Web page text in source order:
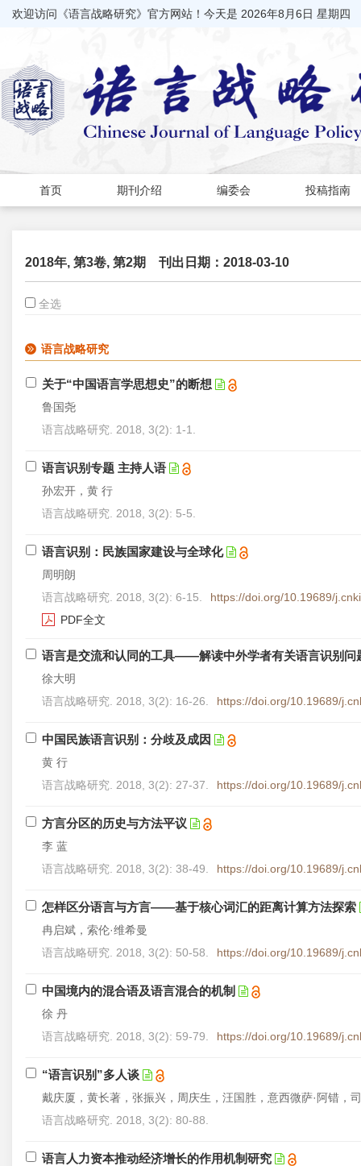
欢迎访问《语言战略研究》官方网站！今天是 2026年8月6日 星期四
首页 期刊介绍 编委会 投稿指南
2018年, 第3卷, 第2期 刊出日期：2018-03-10
全选
语言战略研究
关于“中国语言学思想史”的断想
鲁国尧
语言战略研究. 2018, 3(2): 1-1.
语言识别专题 主持人语
孙宏开，黄 行
语言战略研究. 2018, 3(2): 5-5.
语言识别：民族国家建设与全球化
周明朗
语言战略研究. 2018, 3(2): 6-15.
https://doi.org/10.19689/
PDF全文
语言是交流和认同的工具——解读中外学者有关语言识别问
徐大明
语言战略研究. 2018, 3(2): 16-26.
https://doi.org/10.19689/
中国民族语言识别：分歧及成因
黄 行
语言战略研究. 2018, 3(2): 27-37.
https://doi.org/10.19689/
方言分区的历史与方法平议
李 蓝
语言战略研究. 2018, 3(2): 38-49.
https://doi.org/10.19689/
怎样区分语言与方言——基于核心词汇的距离计算方法探索
冉启斌，索伦·维希曼
语言战略研究. 2018, 3(2): 50-58.
https://doi.org/10.19689/
中国境内的混合语及语言混合的机制
徐 丹
语言战略研究. 2018, 3(2): 59-79.
https://doi.org/10.19689/
“语言识别”多人谈
戴庆厦，黄长著，张振兴，周庆生，汪国胜，意西微萨·阿错，
语言战略研究. 2018, 3(2): 80-88.
语言人力资本推动经济增长的作用机制研究